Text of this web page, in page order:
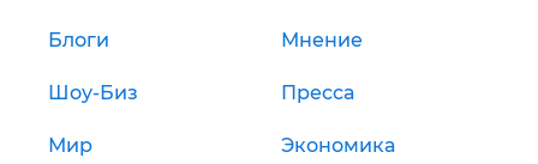
Блоги Мнение
Шоу-Биз Пресса
Мир Экономика